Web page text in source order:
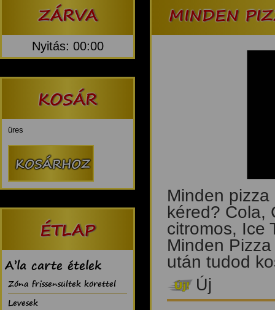
ZÁRVA
Nyitás: 00:00
KOSÁR
üres
ÉTLAP
A’la carte ételek
Zóna frissensültek körettel
Levesek
MINDEN
Minden
kéred? Cola,
citromos, Ice
Minden
után tudod
Új